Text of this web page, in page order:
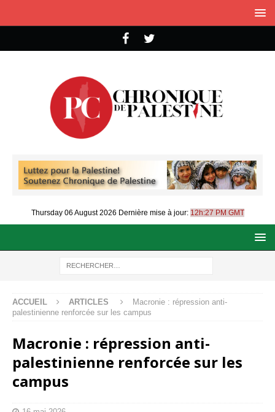
Thursday 06 August 2026 Dernière mise à jour: 12h:27 PM GMT
ACCUEIL ARTICLES
Macronie : répression anti-
palestinienne renforcée sur les campus
Macronie : répression anti-
palestinienne renforcée sur les
campus